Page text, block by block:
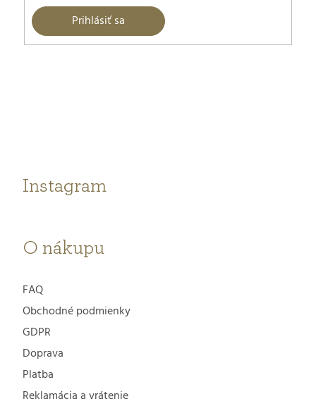
Prihlásiť sa
Instagram
O nákupu
FAQ
Obchodné podmienky
GDPR
Doprava
Platba
Reklamácia a vrátenie